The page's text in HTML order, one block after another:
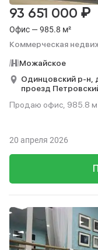
Офис — 985.8 м²
Коммерческая
93 651 000 ₽
Можайское
Одинцовский р-н,
проезд
Продаю офис, 985.8
20 апреля 2026